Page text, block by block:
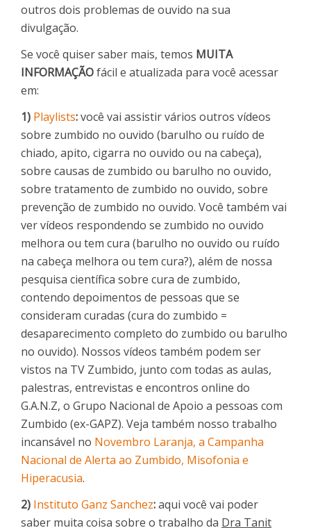
outros dois problemas de ouvido na sua
divulgação.
Se você quiser saber mais, temos MUITA
INFORMAÇÃOfácil e atualizada para você acessar
em:
1) Playlists:você vai assistir vários outros vídeos
sobre zumbido no ouvido (barulho ou ruído de
chiado, apito, cigarra no ouvido ou na cabeça),
sobre causas de zumbido ou barulho no ouvido,
sobre tratamento de zumbido no ouvido, sobre
prevenção de zumbido no ouvido. Você também vai
ver vídeos respondendo se zumbido no ouvido
melhora ou tem cura (barulho no ouvido ou ruído
na cabeça melhora ou tem cura?), além de nossa
pesquisa científica sobre cura de zumbido,
contendo depoimentos de pessoas que se
consideram curadas (cura do zumbido =
desaparecimento completo do zumbido ou barulho
no ouvido). Nossos vídeos também podem ser
vistos na TV Zumbido, junto com todas as aulas,
palestras, entrevistas e encontros online do
G.A.N.Z, o Grupo Nacional de Apoio a pessoas com
Zumbido (ex-GAPZ). Veja também nosso trabalho
incansável no Novembro Laranja, a Campanha
Nacional de Alerta ao Zumbido, Misofonia e
Hiperacusia.
2) Instituto Ganz Sanchez:aqui você vai poder
saber muita coisa sobre o trabalho da Dra Tanit